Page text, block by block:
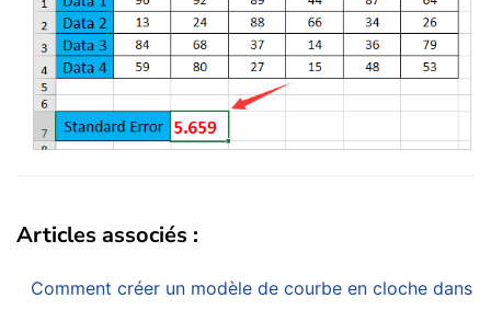
Articles associés :
Comment créer un modèle de courbe en cloche dans